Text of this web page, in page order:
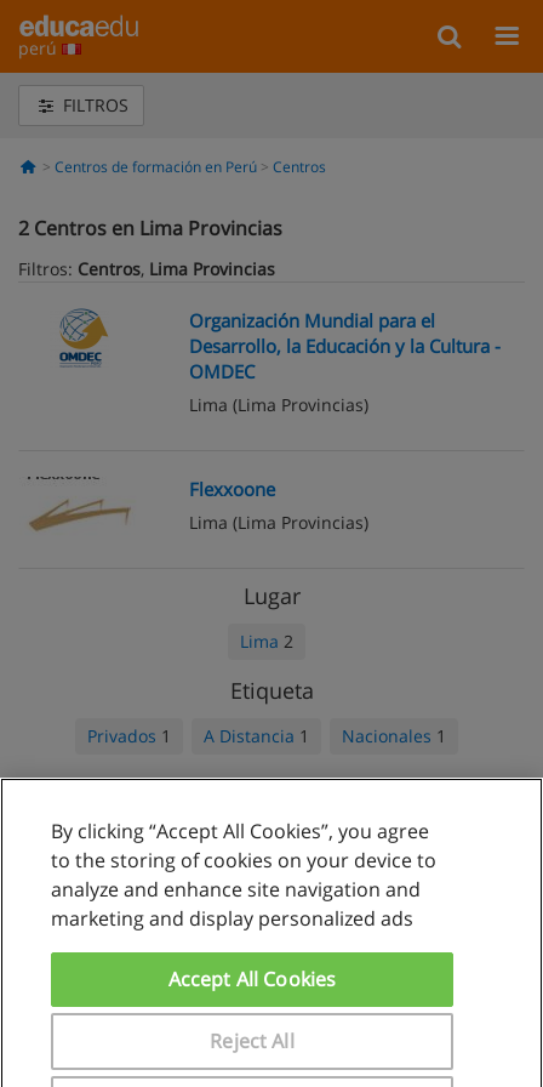
perú
FILTROS
Centros de formación en Perú Centros
2 Centros en Lima Provincias
Filtros: Centros, Lima Provincias
Organización Mundial para el
Desarrollo, la Educación y la Cultura -
OMDEC
Lima (Lima Provincias)
Flexxoone
Lima (Lima Provincias)
Lugar
Lima 2
Etiqueta
Privados 1 A Distancia 1 Nacionales 1
Reglas de uso
Privacidad de datos
www.educaedu.com.pe
By clicking “Accept All Cookies”, you agree
to the storing of cookies on your device to
analyze and enhance site navigation and
marketing and display personalized ads
Reject All
Accept All Cookies